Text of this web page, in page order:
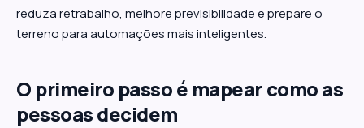
reduza retrabalho, melhore previsibilidade e prepare o
terreno para automações mais inteligentes.
O primeiro passo é mapear como as
pessoas decidem